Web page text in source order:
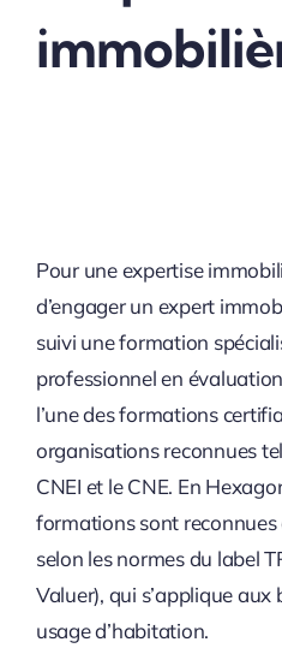
Pour une expertise
d’engager un expert
suivi une formation
professionnel en
l’une des formations
organisations reconnues
CNEI et le CNE. En
formations sont
selon les normes du label
Valuer), qui s’applique aux
usage d’habitation.